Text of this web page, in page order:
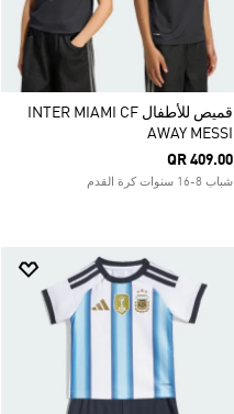
قميص للأطفال INTER MIAMI CF
AWAY MESSI
QR 409.00
شباب 8-16 سنوات كرة القدم